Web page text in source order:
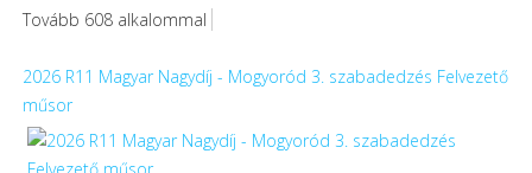
Tovább 608 alkalommal
2026 R11 Magyar Nagydíj - Mogyoród 3. szabadedzés Felvezető
műsor